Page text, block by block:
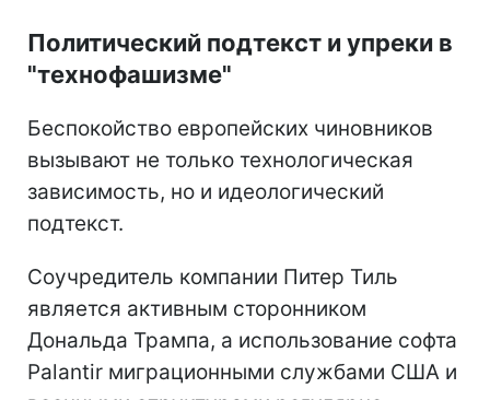
Политический подтекст и упреки в
"технофашизме"
Беспокойство европейских чиновников
вызывают не только технологическая
зависимость, но и идеологический
подтекст.
Соучредитель компании Питер Тиль
является активным сторонником
Дональда Трампа, а использование софта
Palantir миграционными службами США и